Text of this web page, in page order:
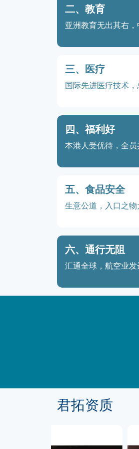
二、教育
亚洲教育无出其右
三、医疗
国际先进医疗技术
四、福利好
本港人受优待，全
五、食品安全
生意公道，入口之
六、通行无阻
汇通全球，航空业
君拓资质